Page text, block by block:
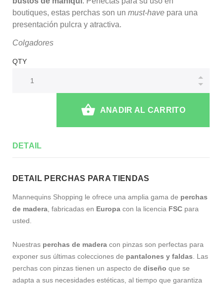
boutiques, estas perchas son un must-have para una
presentación pulcra y atractiva.
Colgadores
QTY
ANADIR AL CARRITO
DETAIL
DETAIL PERCHAS PARA TIENDAS
Mannequins Shopping le ofrece una amplia gama de perchas
de madera , fabricadas en Europa con la licencia FSC para
usted.
Nuestras perchas de madera con pinzas son perfectas para
exponer sus últimas colecciones de pantalones y faldas . Las
perchas con pinzas tienen un aspecto de diseño que se
adapta a sus necesidades estéticas, al tiempo que garantiza